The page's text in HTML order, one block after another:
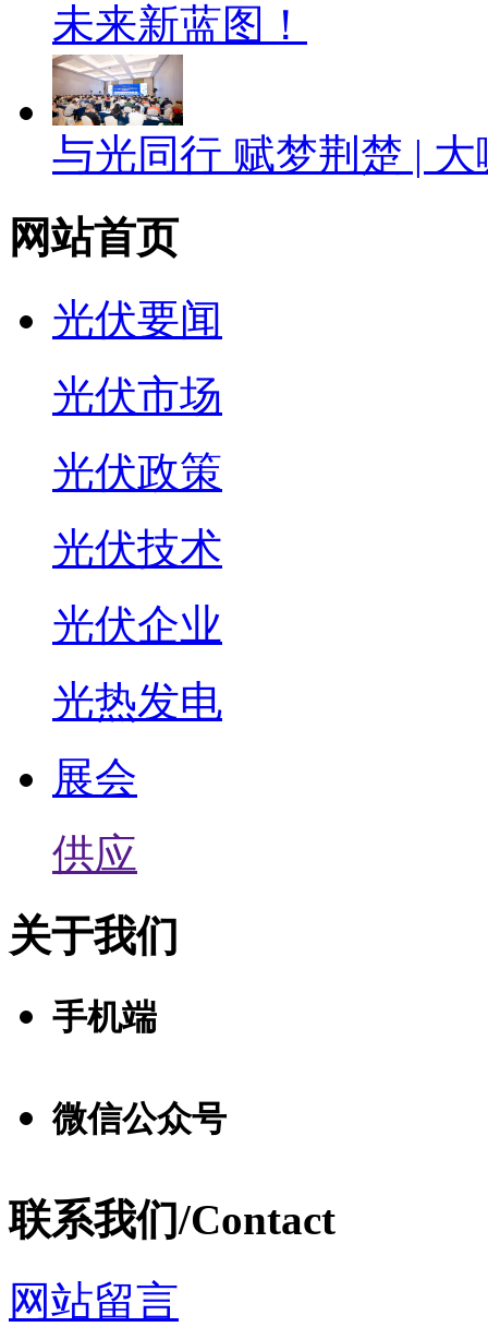
未来新蓝图！
与光同行 赋梦荆楚 |
网站首页
光伏要闻
光伏市场
光伏政策
光伏技术
光伏企业
光热发电
展会
供应
关于我们
手机端
微信公众号
联系我们/Contact
网站留言